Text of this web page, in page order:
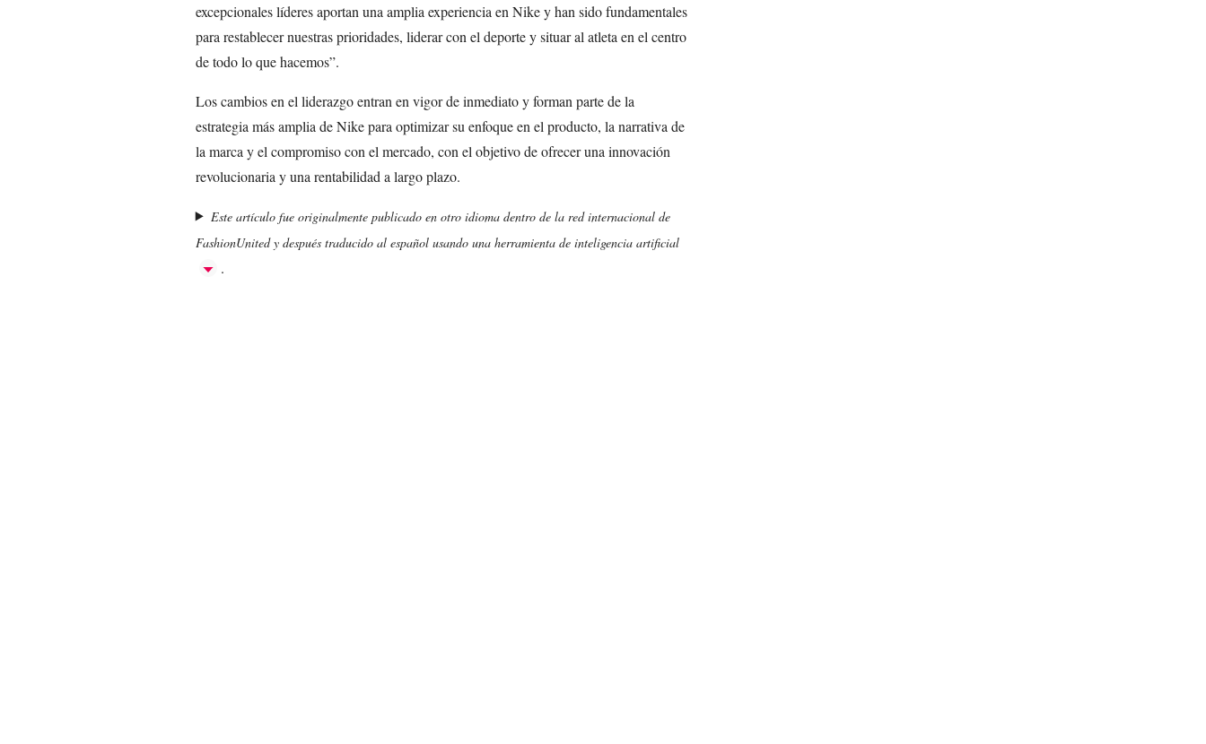
excepcionales líderes aportan una amplia experiencia en Nike y han sido fundamentales
para restablecer nuestras prioridades, liderar con el deporte y situar al atleta en el centro
de todo lo que hacemos”.
Los cambios en el liderazgo entran en vigor de inmediato y forman parte de la
estrategia más amplia de Nike para optimizar su enfoque en el producto, la narrativa de
la marca y el compromiso con el mercado, con el objetivo de ofrecer una innovación
revolucionaria y una rentabilidad a largo plazo.
Este artículo fue originalmente publicado en otro idioma dentro de la red internacional de
FashionUnited y después traducido al español usando una herramienta de inteligencia artificial
.